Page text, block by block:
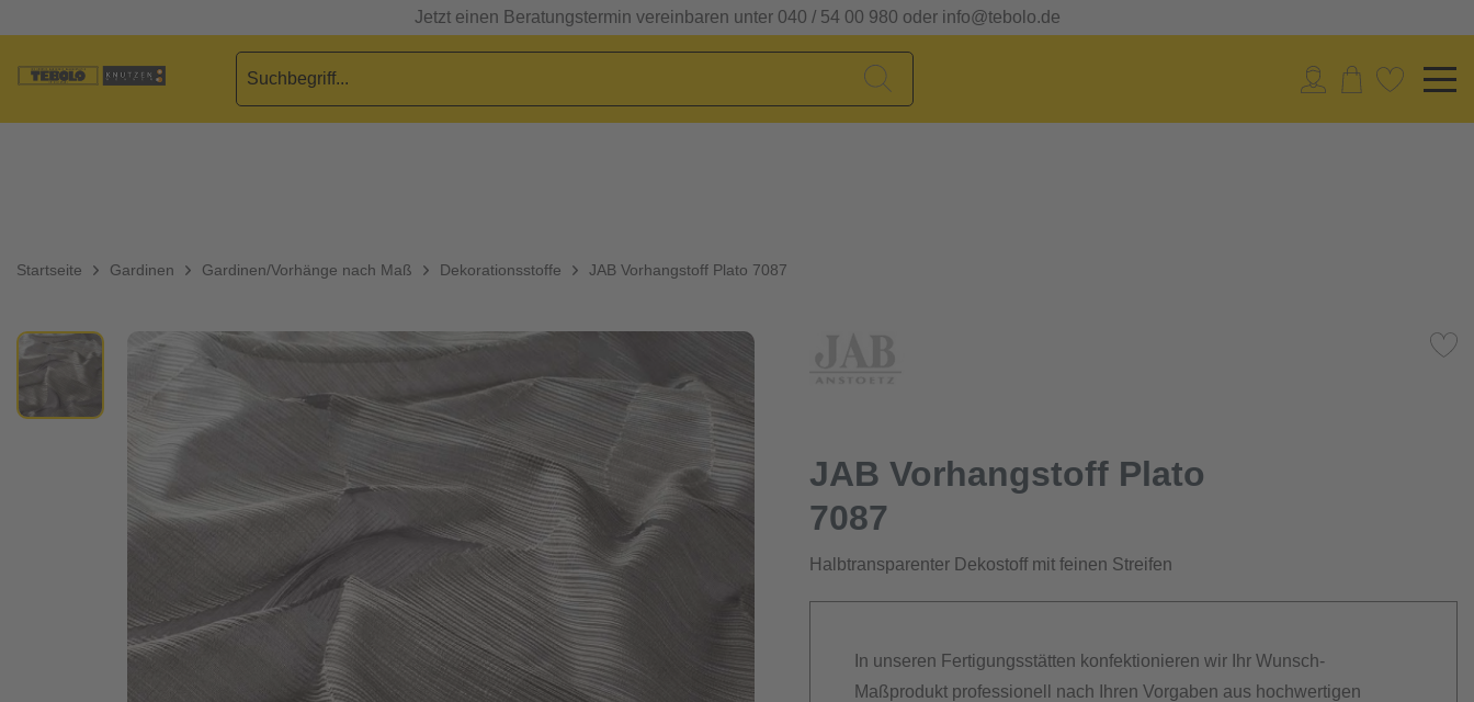
Jetzt einen Beratungstermin vereinbaren unter 040 / 54 00 980 oder info@tebolo.de
Startseite Gardinen Gardinen/Vorhänge nach Maß Dekorationsstoffe JAB Vorhangstoff Plato 7087
JAB Vorhangstoff Plato
7087
Halbtransparenter Dekostoff mit feinen Streifen
In unseren Fertigungsstätten konfektionieren wir Ihr Wunsch-
Maßprodukt professionell nach Ihren Vorgaben aus hochwertigen